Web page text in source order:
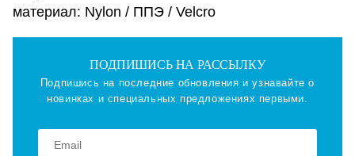
материал: Nylon / ППЭ / Velcro
ПОДПИШИСЬ НА РАССЫЛКУ
Подпишись на последние обновления и узнавайте о
новинках и специальных предложениях первыми.